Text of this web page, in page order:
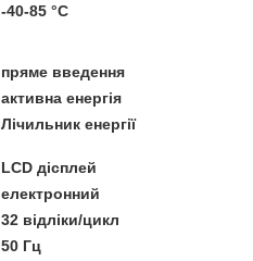
-40-85 °C
пряме введення
активна енергія
Лічильник енергії
LCD дісплей
електронний
32 відліки/цикл
50 Гц